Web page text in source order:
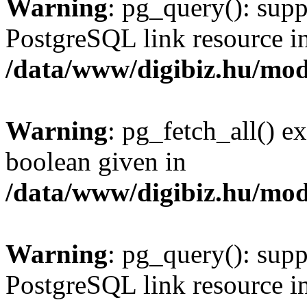
Warning: pg_query():
PostgreSQL link resource
/data/www/digibiz.hu/
Warning: pg_fetch_all()
boolean given in
/data/www/digibiz.hu/
Warning: pg_query():
PostgreSQL link resource